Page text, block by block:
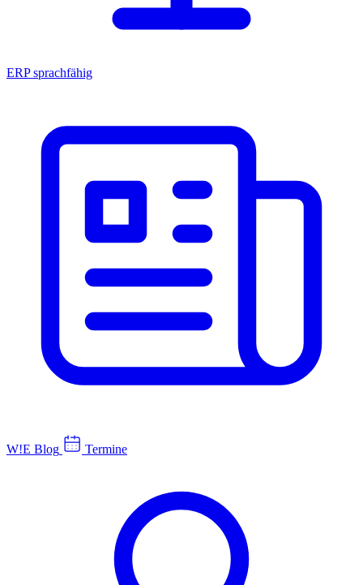
ERP sprachfähig
W!E Blog Termine